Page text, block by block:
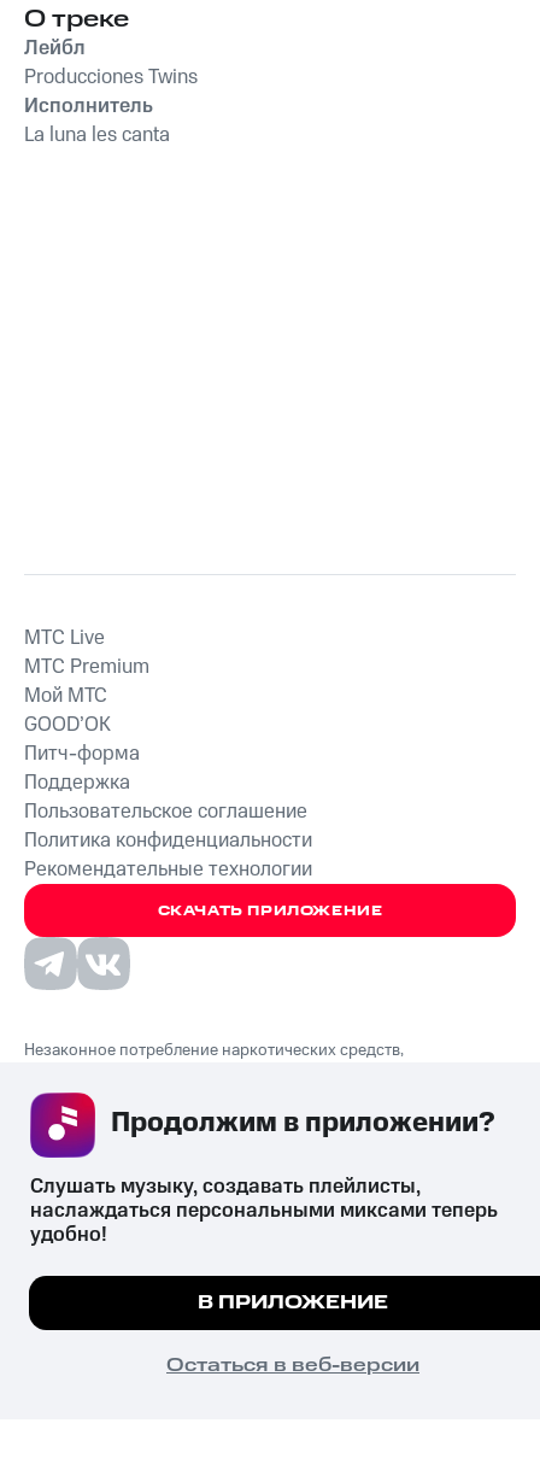
О треке
Лейбл
Producciones Twins
Исполнитель
La luna les canta
СКАЧАТЬ ПРИЛОЖЕНИЕ
MTС Live
MTС Premium
Мой МТС
GOOD’OK
Питч-форма
Поддержка
Пользовательское соглашение
Политика конфиденциальности
Рекомендательные технологии
Незаконное потребление наркотических средств,
их незаконный оборот запрещён и влечёт установленную
законодательством ответственность.
© 2026 ООО «КИОН».
Мы используем куки, чтобы на сайте все работало.
ПОНЯТНО
Продолжим в приложении?
Слушать музыку, создавать плейлисты,
наслаждаться персональными миксами теперь
удобно!
В ПРИЛОЖЕНИЕ
Остаться в веб-версии